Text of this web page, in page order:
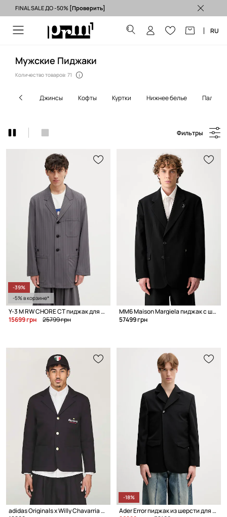
Бесплатная доставка из ЕС (от 3500 грн) >
FINAL SALE ДО -50% [Проверить]
RU
Мужские Пиджаки
Количество товаров: 71
джинсы кофты куртки нижнее белье пальто
Фильтры
-39%
-5% в корзине*
Y-3 M RW CHORE CT пиджак для мужчин
15699 грн
25799 грн
MM6 Maison Margiela пиджак с шерстью для мужчин
57499 грн
adidas Originals x Willy Chavarria однобортный пиджак из хлопка для мужчин
-18%
Ader Error пиджак из шерсти для мужчин